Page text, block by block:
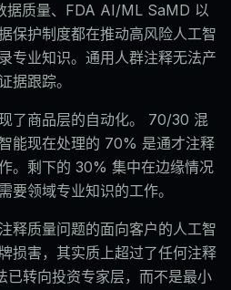
据质量、FDA AI/ML SaMD 以
保护制度都在推动高风险人工智
专业知识。通用人群注释无法产
据跟踪。
了商品层的自动化。 70/30 混
能现在处理的 70% 是通才注释
。剩下的 30% 集中在边缘情况
领域专业知识的工作。
释质量问题的面向客户的人工智
损害，其实质上超过了任何注释
已转向投资专家层，而不是最小